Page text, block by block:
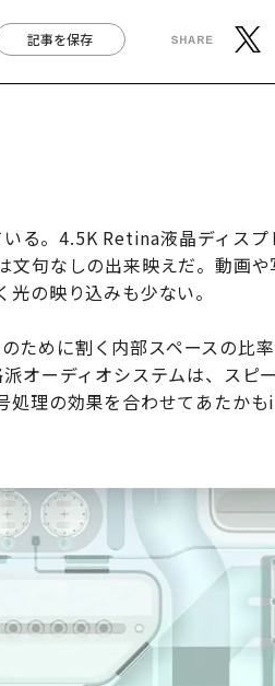
記事を保存
る。4.5K Retina液晶ディスプ
句なしの出来映えだ。動画や
の映り込みも少ない。
ために割く内部スペースの比
オーディオシステムは、スピ
処理の効果を合わせてあたかも